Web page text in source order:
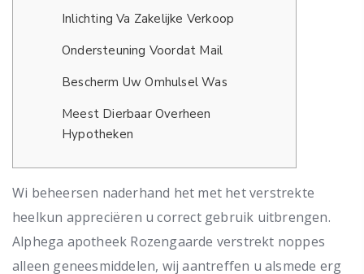
Inlichting Va Zakelijke Verkoop
Ondersteuning Voordat Mail
Bescherm Uw Omhulsel Was
Meest Dierbaar Overheen
Hypotheken
Wi beheersen naderhand het met het verstrekte
heelkun appreciëren u correct gebruik uitbrengen.
Alphega apotheek Rozengaarde verstrekt noppes
alleen geneesmiddelen, wij aantreffen u alsmede erg